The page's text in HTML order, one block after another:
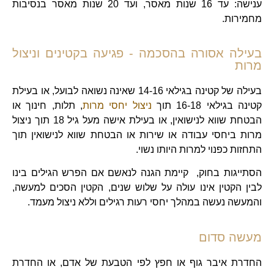
ענישה: עד 16 שנות מאסר, ועד 20 שנות מאסר בנסיבות
מחמירות.
בעילה אסורה בהסכמה - פגיעה בקטינים וניצול
מרות
בעילה של קטינה בגילאי 14-16 שאינה נשואה לבועל, או בעילת
קטינה בגילאי 16-18 תוך
ניצול יחסי מרות, תלות, חינוך או
הבטחת שווא לנישואין, או בעילת אישה מעל גיל 18 תוך ניצול
מרות ביחסי עבודה או שירות או הבטחת שווא לנישואין תוך
התחזות כפנוי למרות היותו נשוי.
הסתייגות בחוק, קיימת הגנה לנאשם אם הפרש הגילים בינו
לבין הקטין אינו עולה על שלוש שנים, הקטין הסכים למעשה,
והמעשה נעשה במהלך יחסי רעות רגילים וללא ניצול מעמד.
מעשה סדום
החדרת איבר גוף או חפץ לפי הטבעת של אדם, או החדרת